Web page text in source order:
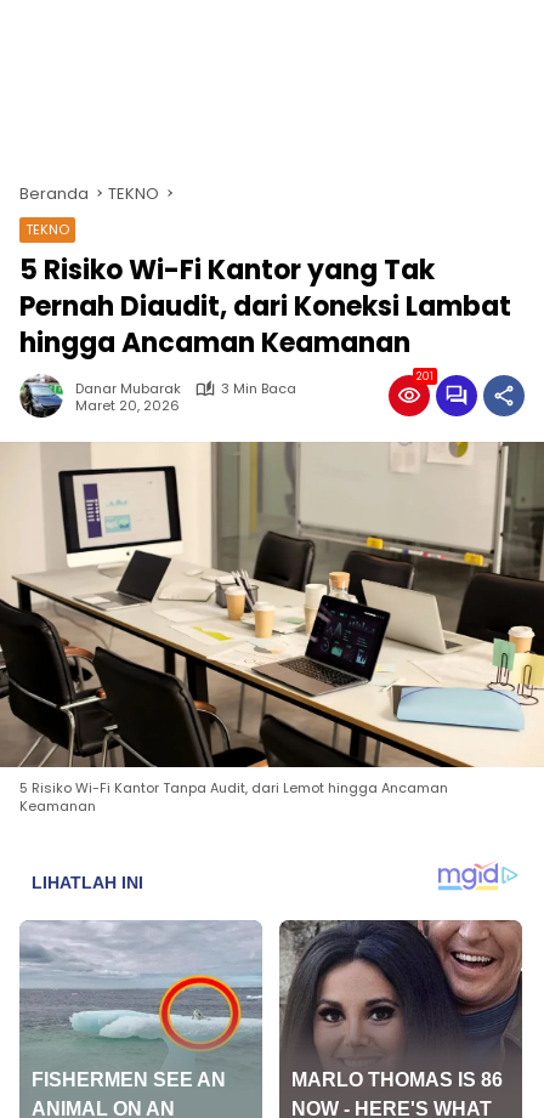
Beranda TEKNO
TEKNO
5 Risiko Wi-Fi Kantor yang Tak
Pernah Diaudit, dari Koneksi Lambat
hingga Ancaman Keamanan
Danar Mubarak
3 Min Baca
Maret 20, 2026
201
5 Risiko Wi-Fi Kantor Tanpa Audit, dari Lemot hingga Ancaman
Keamanan